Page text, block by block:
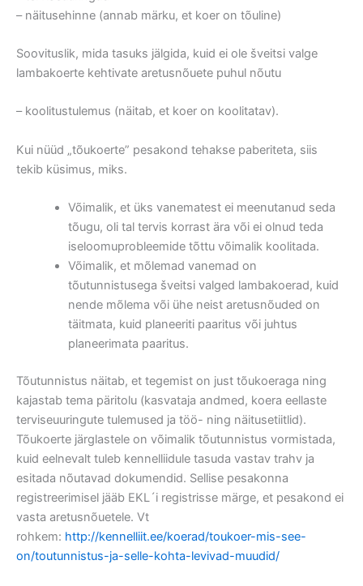
– näitusehinne (annab märku, et koer on tõuline)
Soovituslik, mida tasuks jälgida, kuid ei ole šveitsi valge
lambakoerte kehtivate aretusnõuete puhul nõutu
– koolitustulemus (näitab, et koer on koolitatav).
Kui nüüd „tõukoerte” pesakond tehakse paberiteta, siis
tekib küsimus, miks.
Võimalik, et üks vanematest ei meenutanud seda
tõugu, oli tal tervis korrast ära või ei olnud teda
iseloomuprobleemide tõttu võimalik koolitada.
Võimalik, et mõlemad vanemad on
tõutunnistusega šveitsi valged lambakoerad, kuid
nende mõlema või ühe neist aretusnõuded on
täitmata, kuid planeeriti paaritus või juhtus
planeerimata paaritus.
Tõutunnistus näitab, et tegemist on just tõukoeraga ning
kajastab tema päritolu (kasvataja andmed, koera eellaste
terviseuuringute tulemused ja töö- ning näitusetiitlid).
Tõukoerte järglastele on võimalik tõutunnistus vormistada,
kuid eelnevalt tuleb kennelliidule tasuda vastav trahv ja
esitada nõutavad dokumendid. Sellise pesakonna
registreerimisel jääb EKL´i registrisse märge, et pesakond ei
vasta aretusnõuetele. Vt
rohkem: http://kennelliit.ee/koerad/toukoer-mis-see-
on/toutunnistus-ja-selle-kohta-levivad-muudid/